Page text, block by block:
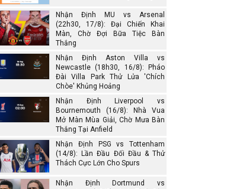
Nhận Định MU vs Arsenal
(22h30, 17/8): Đại Chiến Khai
Màn, Chờ Đợi Bữa Tiệc Bàn
Thắng
Nhận Định Aston Villa vs
Newcastle (18h30, 16/8): Pháo
Đài Villa Park Thử Lửa 'Chích
Chòe' Khủng Hoảng
Nhận Định Liverpool vs
Bournemouth (16/8): Nhà Vua
Mở Màn Mùa Giải, Chờ Mưa Bàn
Thắng Tại Anfield
Nhận Định PSG vs Tottenham
(14/8): Lần Đầu Đối Đầu & Thử
Thách Cực Lớn Cho Spurs
Nhận Định Dortmund vs